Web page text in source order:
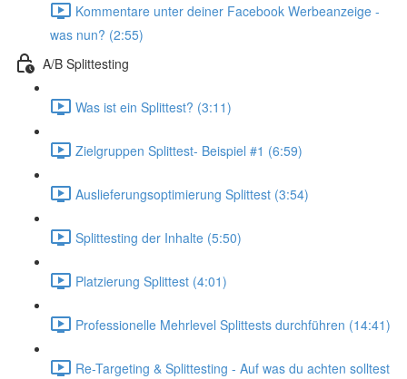
Kommentare unter deiner Facebook Werbeanzeige -
was nun? (2:55)
A/B Splittesting
Was ist ein Splittest? (3:11)
Zielgruppen Splittest- Beispiel #1 (6:59)
Auslieferungsoptimierung Splittest (3:54)
Splittesting der Inhalte (5:50)
Platzierung Splittest (4:01)
Professionelle Mehrlevel Splittests durchführen (14:41)
Re-Targeting & Splittesting - Auf was du achten solltest